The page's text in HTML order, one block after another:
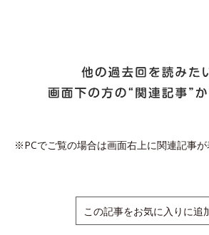
※PCでご覧の場合は画面右上に関連記事が
この記事をお気に入りに追